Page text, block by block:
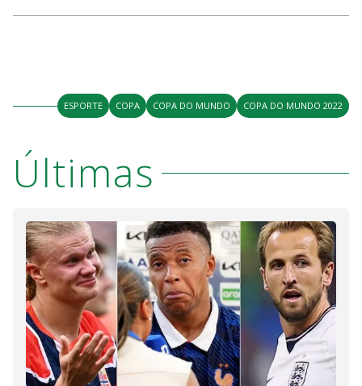
ESPORTE COPA COPA DO MUNDO COPA DO MUNDO 2022
Últimas